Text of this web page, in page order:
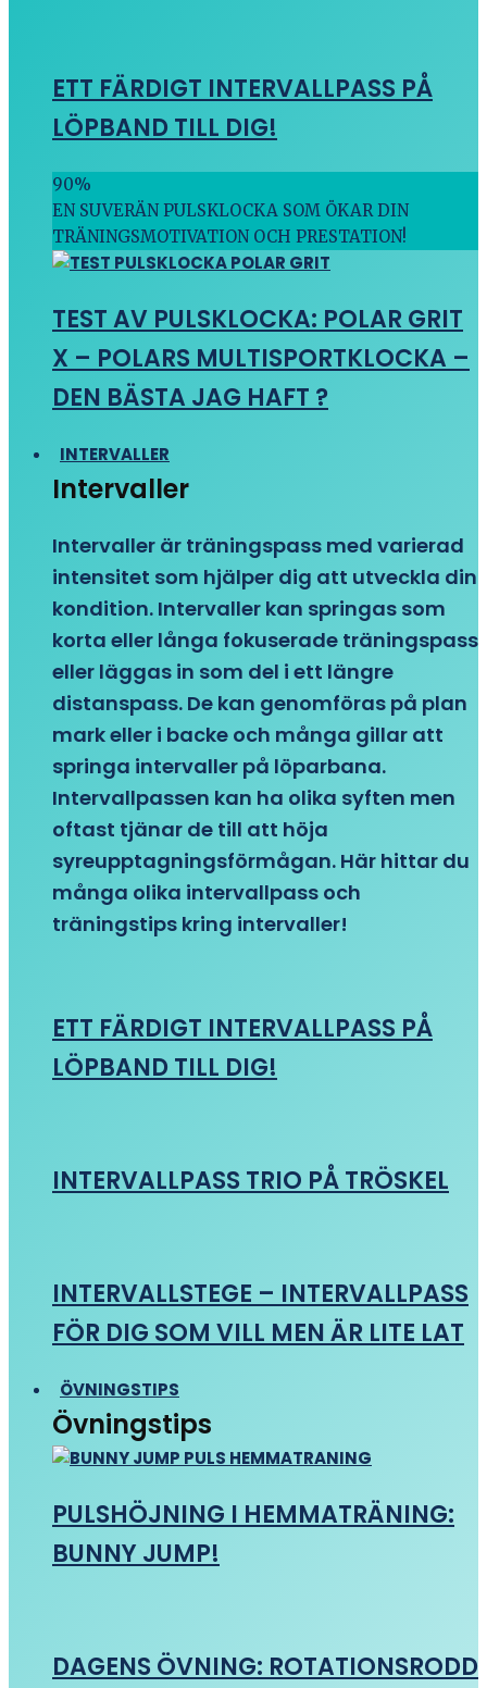
ETT FÄRDIGT INTERVALLPASS PÅ
LÖPBAND TILL DIG!
90%
EN SUVERÄN PULSKLOCKA SOM ÖKAR DIN
TRÄNINGSMOTIVATION OCH PRESTATION!
TEST AV PULSKLOCKA: POLAR GRIT
X – POLARS MULTISPORTKLOCKA –
DEN BÄSTA JAG HAFT ?
INTERVALLER
Intervaller
Intervaller är träningspass med varierad
intensitet som hjälper dig att utveckla din
kondition. Intervaller kan springas som
korta eller långa fokuserade träningspass
eller läggas in som del i ett längre
distanspass. De kan genomföras på plan
mark eller i backe och många gillar att
springa intervaller på löparbana.
Intervallpassen kan ha olika syften men
oftast tjänar de till att höja
syreupptagningsförmågan. Här hittar du
många olika intervallpass och
träningstips kring intervaller!
ETT FÄRDIGT INTERVALLPASS PÅ
LÖPBAND TILL DIG!
INTERVALLPASS TRIO PÅ TRÖSKEL
INTERVALLSTEGE – INTERVALLPASS
FÖR DIG SOM VILL MEN ÄR LITE LAT
ÖVNINGSTIPS
Övningstips
PULSHÖJNING I HEMMATRÄNING:
BUNNY JUMP!
DAGENS ÖVNING: ROTATIONSRODD